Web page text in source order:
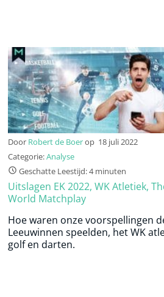
Door Robert de Boerop 18 juli 2022
Categorie:Analyse
Geschatte Leestijd: 4 minuten
Uitslagen EK 2022, WK Atletiek,
World Matchplay
Hoe waren onze voorspellingen
Leeuwinnen speelden, het WK
golf en darten.